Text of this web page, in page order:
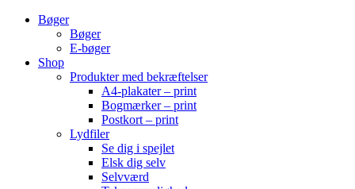
Bøger
Bøger
E-bøger
Shop
Produkter med bekræftelser
A4-plakater – print
Bogmærker – print
Postkort – print
Lydfiler
Se dig i spejlet
Elsk dig selv
Selvværd